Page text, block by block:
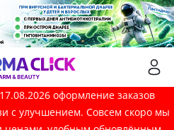
оформление заказов
с улучшением. Совсем скоро мы